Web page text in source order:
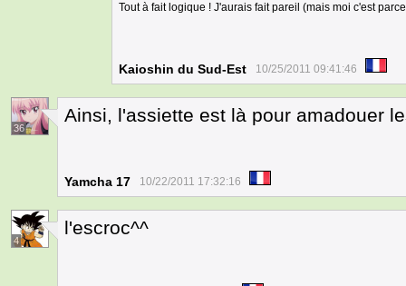
Tout à fait logique ! J'aurais fait pareil (mais moi c'est
Kaioshin du Sud-Est 10/25/2011 09:41:46
36
Ainsi, l'assiette est là pour amadouer
Yamcha 17 10/22/2011 17:32:16
4
l'escroc^^